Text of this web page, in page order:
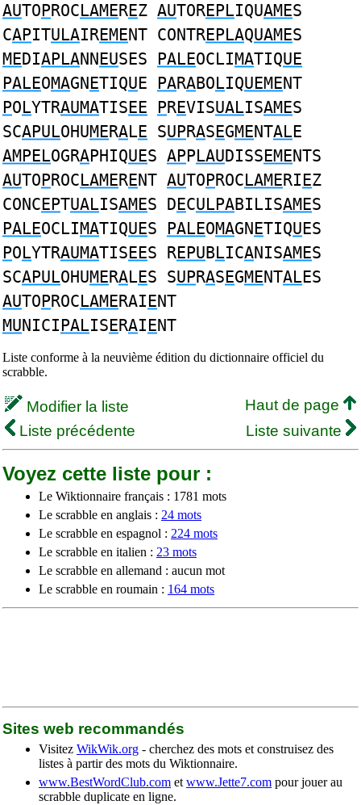
AUTOPROCLAMEREZ AUTOREPLIQUAMES
CAPITULAIREMENT CONTREPLAQUAMES
MEDIAPLANNEUSES PALEOCLIMATIQUE
PALEOMAGNETIQUE PARABOLIQUEMENT
POLYTRAUMATISEE PREVISUALISAMES
SCAPULOHUMERALE SUPRASEGMENTALE
AMPELOGRAPHIQUES APPLAUDISSEMENTS
AUTOPROCLAMERENT AUTOPROCLAMERIEZ
CONCEPTUALISAMES DECULPABILISAMES
PALEOCLIMATIQUES PALEOMAGNETIQUES
POLYTRAUMATISEES REPUBLICANISAMES
SCAPULOHUMERALES SUPRASEGMENTALES
AUTOPROCLAMERAIENT
MUNICIPALISERAIENT
Liste conforme à la neuvième édition du dictionnaire officiel du
scrabble.
Modifier la liste
Haut de page
Liste précédente
Liste suivante
Voyez cette liste pour :
Le Wiktionnaire français : 1781 mots
Le scrabble en anglais : 24 mots
Le scrabble en espagnol : 224 mots
Le scrabble en italien : 23 mots
Le scrabble en allemand : aucun mot
Le scrabble en roumain : 164 mots
Sites web recommandés
Visitez WikWik.org - cherchez des mots et construisez des
listes à partir des mots du Wiktionnaire.
www.BestWordClub.com et www.Jette7.com pour jouer au
scrabble duplicate en ligne.